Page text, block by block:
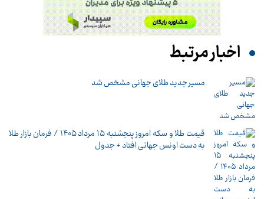
اخبار مرتبط
مسیر جدید طلای جهانی مشخص شد
قیمت طلا و سکه امروز پنجشنبه ۱۵ مرداد ۱۴۰۵ / فرمان بازار طلا
به دست اونس جهانی افتاد + جدول